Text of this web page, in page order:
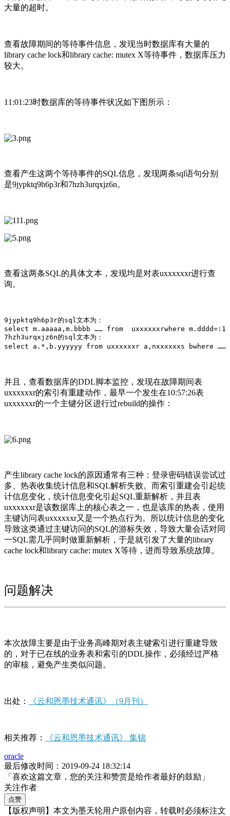
大量的超时。
查看故障期间的等待事件信息，发现当时数据库有大量的
library cache lock和library cache: mutex X等待事件，数据库压力
较大。
11:01:23时数据库的等待事件状况如下图所示：
查看产生这两个等待事件的SQL信息，发现两条sql语句分别
是9jypktq9h6p3r和7hzh3urqxjz6n。
查看这两条SQL的具体文本，发现均是对表uxxxxxxr进行查
询。
9jypktq9h6p3r的sql文本为：
select m.aaaaa,m.bbbb …… from  uxxxxxxrwhere m.dddd=:1
7hzh3urqxjz6n的sql文本为：
select a.*,b.yyyyyy from uxxxxxxr a,nxxxxxxs bwhere ……（
并且，查看数据库的DDL脚本监控，发现在故障期间表
uxxxxxxr的索引有重建动作，最早一个发生在10:57:26表
uxxxxxxr的一个主键分区进行过rebuild的操作：
产生library cache lock的原因通常有三种：登录密码错误尝试过
多、热表收集统计信息和SQL解析失败。而索引重建会引起统
计信息变化，统计信息变化引起SQL重新解析，并且表
uxxxxxxr是该数据库上的核心表之一，也是该库的热表，使用
主键访问表uxxxxxxr又是一个热点行为。所以统计信息的变化
导致这类通过主键访问的SQL的游标失效，导致大量会话对同
一SQL需几乎同时做重新解析，于是就引发了大量的library
cache lock和library cache: mutex X等待，进而导致系统故障。
问题解决
本次故障主要是由于业务高峰期对表主键索引进行重建导致
的，对于已在线的业务表和索引的DDL操作，必须经过严格
的审核，避免产生类似问题。
出处： 《云和恩墨技术通讯》（9月刊）
相关推荐： 《云和恩墨技术通讯》 集锦
oracle
最后修改时间：2019-09-24 18:32:14
「喜欢这篇文章，您的关注和赞赏是给作者最好的鼓励」
关注作者
点赞
【版权声明】本文为墨天轮用户原创内容，转载时必须标注文